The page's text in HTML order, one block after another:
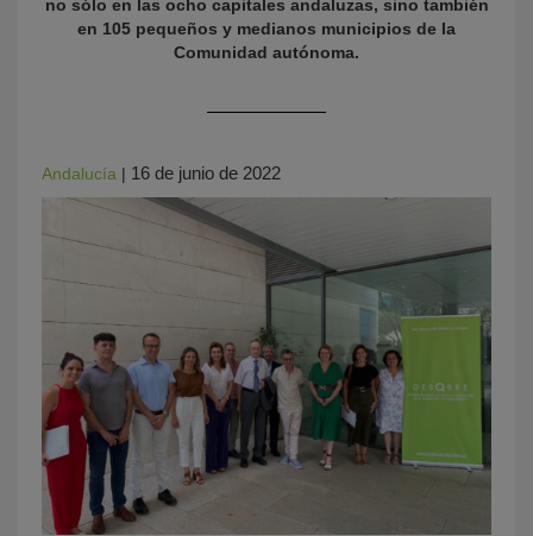
no sólo en las ocho capitales andaluzas, sino también
en 105 pequeños y medianos municipios de la
Comunidad autónoma.
Andalucía | 16 de junio de 2022